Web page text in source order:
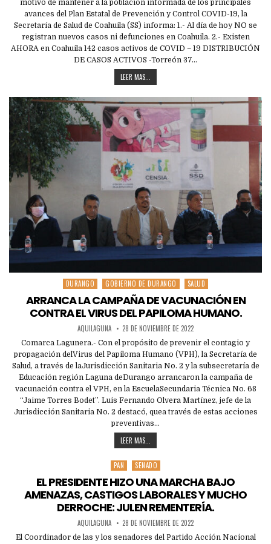
motivo de mantener a la población informada de los principales
avances del Plan Estatal de Prevención y Control COVID-19, la
Secretaría de Salud de Coahuila (SS) informa: 1.- Al día de hoy NO se
registran nuevos casos ni defunciones en Coahuila. 2.- Existen
AHORA en Coahuila 142 casos activos de COVID – 19 DISTRIBUCIÓN
DE CASOS ACTIVOS -Torreón 37…
LEER MAS...
Posted
in
DURANGO GOBIERNO DE DURANGO SALUD
ARRANCA LA CAMPAÑA DE VACUNACIÓN EN
CONTRA EL VIRUS DEL PAPILOMA HUMANO.
AQUILAGUNA 28 DE NOVIEMBRE DE 2022
Comarca Lagunera.- Con el propósito de prevenir el contagio y
propagación delVirus del Papiloma Humano (VPH), la Secretaría de
Salud, a través de laJurisdicción Sanitaria No. 2 y la subsecretaría de
Educación región Laguna deDurango arrancaron la campaña de
vacunación contra el VPH, en la EscuelaSecundaria Técnica No. 68
“Jaime Torres Bodet”. Luis Fernando Olvera Martínez, jefe de la
Jurisdicción Sanitaria No. 2 destacó, quea través de estas acciones
preventivas…
LEER MAS...
Posted
in
PAN SENADO
EL PRESIDENTE HIZO UNA MARCHA BAJO
AMENAZAS, CASTIGOS LABORALES Y MUCHO
DERROCHE: JULEN REMENTERÍA.
AQUILAGUNA 28 DE NOVIEMBRE DE 2022
El Coordinador de las y los senadores del Partido Acción Nacional